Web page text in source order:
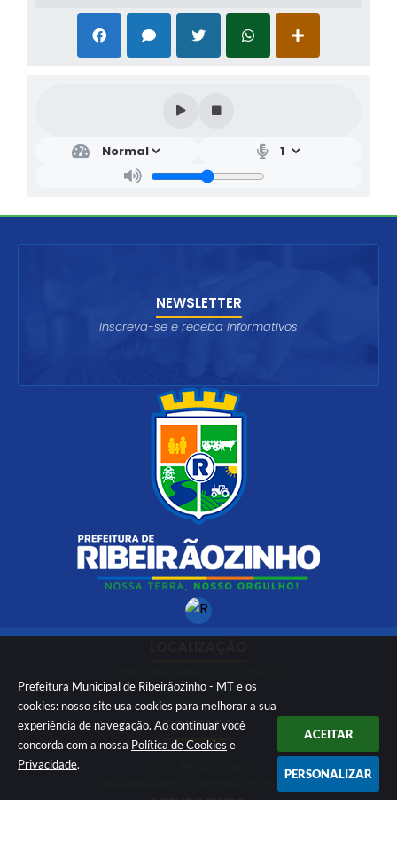
Prefeitura Municipal de Ribeirãozinho - MT e os
cookies: nosso site usa cookies para melhorar a sua
experiência de navegação. Ao continuar você
concorda com a nossa Política de Cookies e
Privacidade.
ACEITAR
PERSONALIZAR
Ribeirãozinho
CEP: 78613-000
CONTATO
(66) 3415-1207
ATENDIMENTO
NEWSLETTER
Inscreva-se e receba informativos